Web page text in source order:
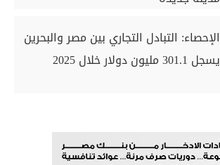
الإحصاء: التبادل التجاري بين مصر والبحرين
يسجل 301.1 مليون دولار خلال 2025